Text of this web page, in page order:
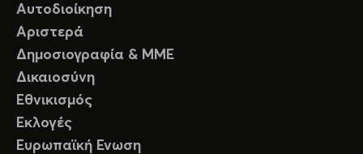
Αυτοδιοίκηση
Αριστερά
Δημοσιογραφία & ΜΜΕ
Δικαιοσύνη
Εθνικισμός
Εκλογές
Ευρωπαϊκή Ενωση